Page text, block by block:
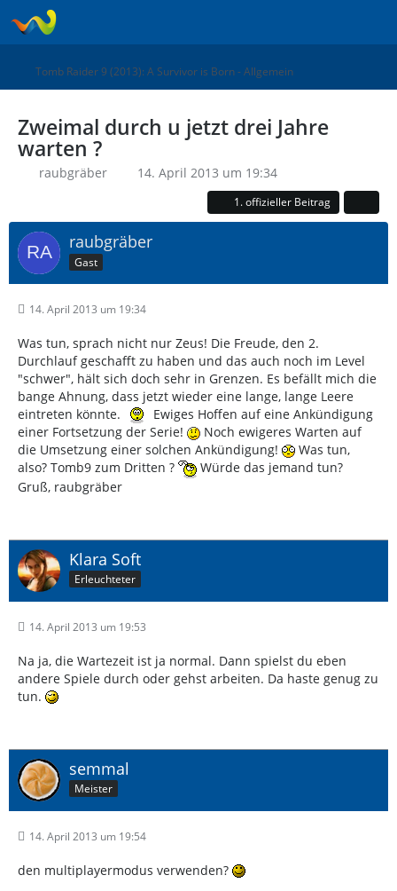
Tomb Raider 9 (2013): A Survivor is Born - Allgemein
Zweimal durch u jetzt drei Jahre
warten ?
raubgräber 14. April 2013 um 19:34
1. offizieller Beitrag
raubgräber
Gast
14. April 2013 um 19:34
Was tun, sprach nicht nur Zeus! Die Freude, den 2.
Durchlauf geschafft zu haben und das auch noch im Level
"schwer", hält sich doch sehr in Grenzen. Es befällt mich die
bange Ahnung, dass jetzt wieder eine lange, lange Leere
eintreten könnte.
Ewiges Hoffen auf eine Ankündigung
einer Fortsetzung der Serie!
Noch ewigeres Warten auf
die Umsetzung einer solchen Ankündigung!
Was tun,
also? Tomb9 zum Dritten ?
Würde das jemand tun?
Gruß, raubgräber
Klara Soft
Erleuchteter
14. April 2013 um 19:53
Na ja, die Wartezeit ist ja normal. Dann spielst du eben
andere Spiele durch oder gehst arbeiten. Da haste genug zu
tun.
semmal
Meister
14. April 2013 um 19:54
den multiplayermodus verwenden?